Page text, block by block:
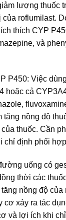
lượng thuốc
roflumilast.
thích CYP
và
P450: Việc
hoặc cả
tăng nồng độ
thuốc. Cần
định phối
uống có
thời các
nồng độ của
cơ xảy ra tác
và lợi ích khi